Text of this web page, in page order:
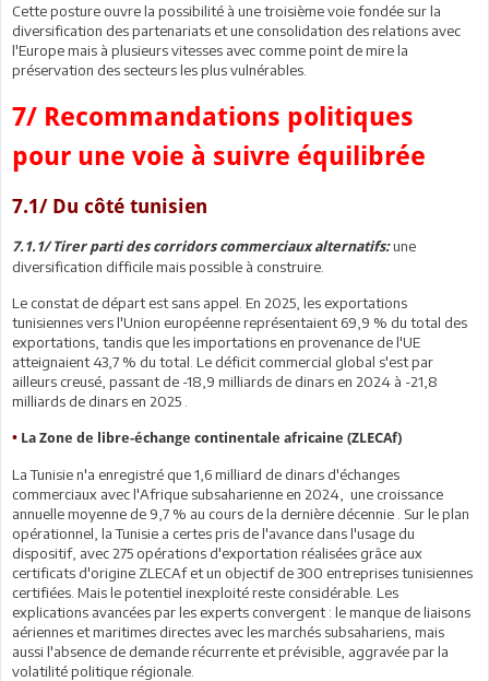
Cette posture ouvre la possibilité à une troisième voie fondée sur la
diversification des partenariats et une consolidation des relations avec
l'Europe mais à plusieurs vitesses avec comme point de mire la
préservation des secteurs les plus vulnérables.
7/ Recommandations politiques
pour une voie à suivre équilibrée
7.1/ Du côté tunisien
7.1.1/ Tirer parti des corridors commerciaux alternatifs:une
diversification difficile mais possible à construire.
Le constat de départ est sans appel. En 2025, les exportations
tunisiennes vers l'Union européenne représentaient 69,9 % du total des
exportations, tandis que les importations en provenance de l'UE
atteignaient 43,7 % du total. Le déficit commercial global s'est par
ailleurs creusé, passant de -18,9 milliards de dinars en 2024 à -21,8
milliards de dinars en 2025 .
• La Zone de libre-échange continentale africaine (ZLECAf)
La Tunisie n'a enregistré que 1,6 milliard de dinars d'échanges
commerciaux avec l'Afrique subsaharienne en 2024, une croissance
annuelle moyenne de 9,7 % au cours de la dernière décennie . Sur le plan
opérationnel, la Tunisie a certes pris de l'avance dans l'usage du
dispositif, avec 275 opérations d'exportation réalisées grâce aux
certificats d'origine ZLECAf et un objectif de 300 entreprises tunisiennes
certifiées. Mais le potentiel inexploité reste considérable. Les
explications avancées par les experts convergent : le manque de liaisons
aériennes et maritimes directes avec les marchés subsahariens, mais
aussi l'absence de demande récurrente et prévisible, aggravée par la
volatilité politique régionale.